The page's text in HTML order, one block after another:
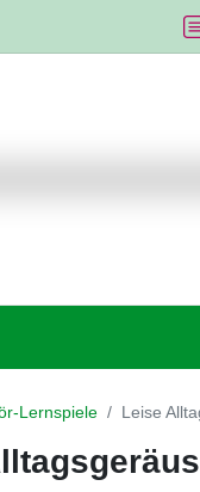
Lernspiele Leise